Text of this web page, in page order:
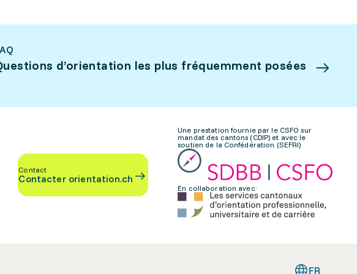
d’orientation les plus fréquemment posées
Contact
Contacter orientation.ch
Une prestation fournie par le CSFO sur
mandat des cantons (CDIP) et avec le
soutien de la Confédération (SEFRI)
En collaboration avec:
FR